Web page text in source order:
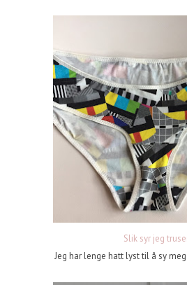
Slik syr jeg
Jeg har lenge hatt lyst til å sy